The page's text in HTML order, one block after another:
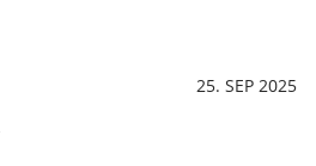
25. SEP 2025